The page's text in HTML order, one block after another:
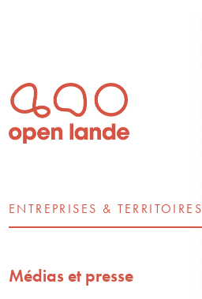
ENTREPRISES & TERRITOIRES
Médias et presse